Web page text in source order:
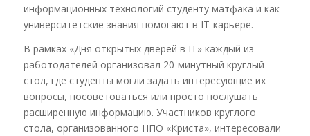
информационных технологий студенту матфака и как
университетские знания помогают в IT-карьере.
В рамках «Дня открытых дверей в IT» каждый из
работодателей организовал 20-минутный круглый
стол, где студенты могли задать интересующие их
вопросы, посоветоваться или просто послушать
расширенную информацию. Участников круглого
стола, организованного НПО «Криста», интересовали